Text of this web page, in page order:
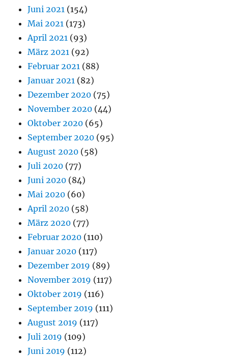
Juni 2021 (154)
Mai 2021 (173)
April 2021 (93)
März 2021 (92)
Februar 2021 (88)
Januar 2021 (82)
Dezember 2020 (75)
November 2020 (44)
Oktober 2020 (65)
September 2020 (95)
August 2020 (58)
Juli 2020 (77)
Juni 2020 (84)
Mai 2020 (60)
April 2020 (58)
März 2020 (77)
Februar 2020 (110)
Januar 2020 (117)
Dezember 2019 (89)
November 2019 (117)
Oktober 2019 (116)
September 2019 (111)
August 2019 (117)
Juli 2019 (109)
Juni 2019 (112)